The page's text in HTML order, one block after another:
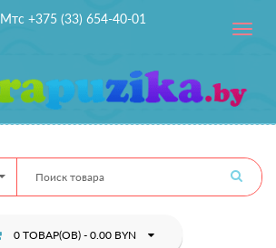
Мтс +375 (33) 654-40-01
Toggle
0 ТОВАР(ОВ) - 0.00 BYN